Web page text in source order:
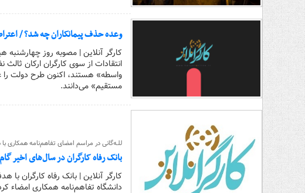
وعده حذف پیمانکاران چه شد؟ /
کارگر آنلاین | مصوبه روز
انتقادات از سوی کارگران ارکان
مستقیم» می‌دانند.
للـه‌گانی در مراسم امضای تفاهم‌نامه همکاری
بانک رفاه کارگران در سال‌های اخیر
کارگر آنلاین | بانک رفاه کارگران
دانشگاه تفاهم‌نامه همکاری امضاء